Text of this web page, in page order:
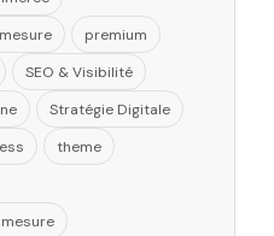
premium
SEO & Visibilité
Stratégie Digitale
theme